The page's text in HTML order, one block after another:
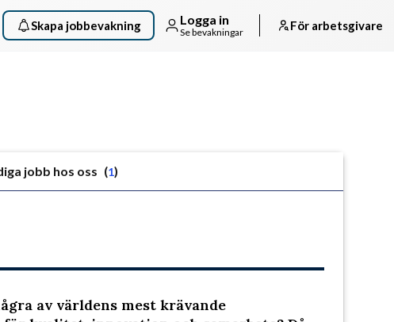
Skapa jobbevakning Logga in
Se bevakningar För arbetsgivare
jobb hos oss (1)
av världens mest krävande